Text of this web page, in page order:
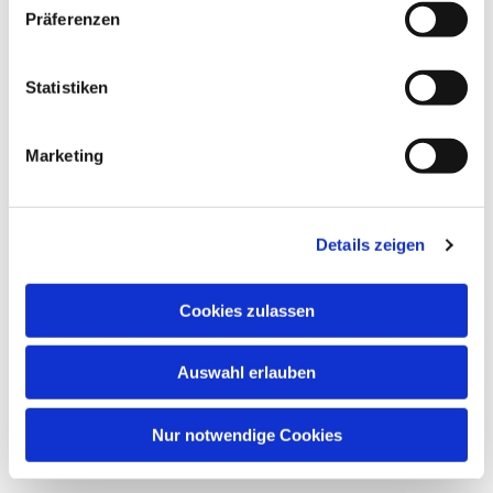
Präferenzen
Statistiken
Marketing
Details zeigen
Cookies zulassen
Auswahl erlauben
Nur notwendige Cookies